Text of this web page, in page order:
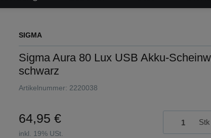
SIGMA
Sigma Aura 80 Lux USB Akku-
schwarz
Artikelnummer: 2220038
64,95 €
inkl. 19% USt.
Stk